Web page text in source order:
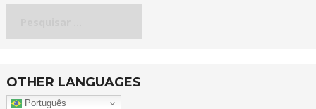
OTHER LANGUAGES
Português